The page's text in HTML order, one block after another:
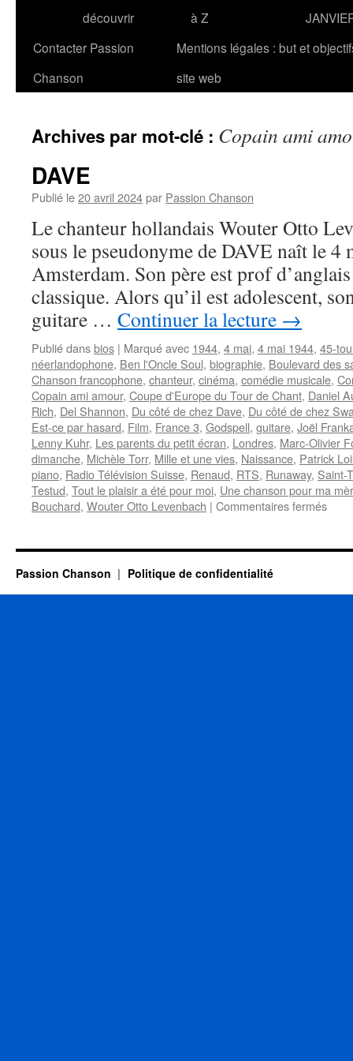
découvrir
à Z
Contacter Passion
Chanson
Mentions légales : but et
site web
Archives par mot-clé : Copain ami
DAVE
Publié le20 avril 2024par Passion Chanson
Le chanteur hollandais Wouter Otto
sous le pseudonyme de DAVE naît le 4
Amsterdam. Son père est prof
classique. Alors qu’il est adolescent,
guitare … Continuer la lecture →
Publié dansbios | Marqué avec 1944, 4 mai, 4 mai 1944, 45-
néerlandophone, Ben l'Oncle Soul, biographie, Boulevard des
Chanson francophone, chanteur, cinéma, comédie musicale,
Copain ami amour, Coupe d'Europe du Tour de Chant, Daniel
Rich, Del Shannon, Du côté de chez Dave, Du côté de chez
Est-ce par hasard, Film, France 3, Godspell, guitare, Joël
Lenny Kuhr, Les parents du petit écran, Londres, Marc-Olivier
dimanche, Michèle Torr, Mille et une vies, Naissance, Patrick
piano, Radio Télévision Suisse, Renaud, RTS, Runaway, Saint-
Testud, Tout le plaisir a été pour moi, Une chanson pour ma
Bouchard, Wouter Otto Levenbach | Commentaires ferméssur
Passion Chanson Politique de confidentialité